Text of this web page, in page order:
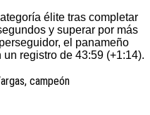
élite tras completar
y superar por más
el panameño
registro de 43:59 (+1:14).
campeón